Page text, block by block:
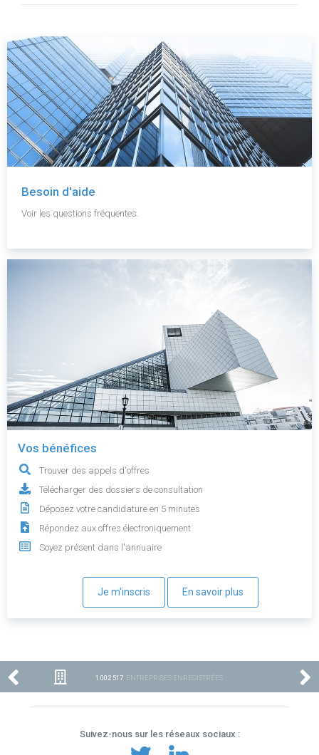
Besoin d'aide
Voir les questions fréquentes.
Vos bénéfices
Trouver des appels d'offres
Télécharger des dossiers de consultation
Déposez votre candidature en 5 minutes
Répondez aux offres électroniquement
Soyez présent dans l'annuaire
Je m'inscris En savoir plus
1 002 517 ENTREPRISES ENREGISTRÉES
Suivez-nous sur les réseaux sociaux :